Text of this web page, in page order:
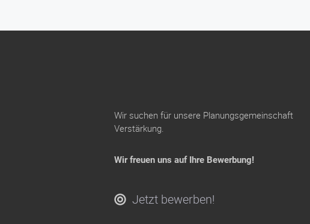
Wir suchen für unsere Planungsgemeinschaft
Verstärkung.
Wir freuen uns auf Ihre Bewerbung!
Jetzt bewerben!